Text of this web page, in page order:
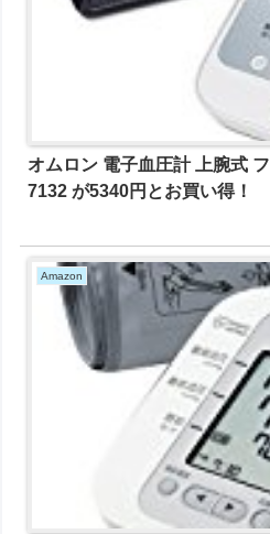
オムロン 電子血圧計 上腕式
7132 が5340円とお買い得！
Amazon